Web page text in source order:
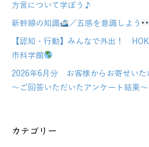
方言について学ぼう♪
新幹線の知識
／五感を意識しよう
【認知・行動】みんなで外出！
市科学館
2026年6月分 お客様からお寄せいた
～ご回答いただいたアンケート結果～
カテゴリー